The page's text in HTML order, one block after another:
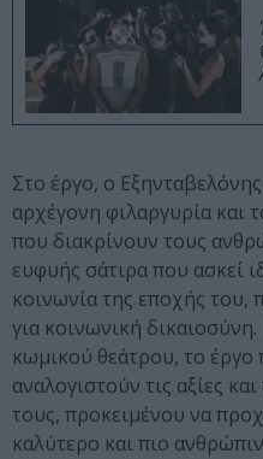
Στο έργο, ο
αρχέγονη φιλαργυρία και
που διακρίνουν τους
ευφυής σάτιρα που ασκεί
κοινωνία της εποχής του,
για κοινωνική
κωμικού θεάτρου, το έργο
αναλογιστούν τις αξίες
τους, προκειμένου να
καλύτερο και πιο